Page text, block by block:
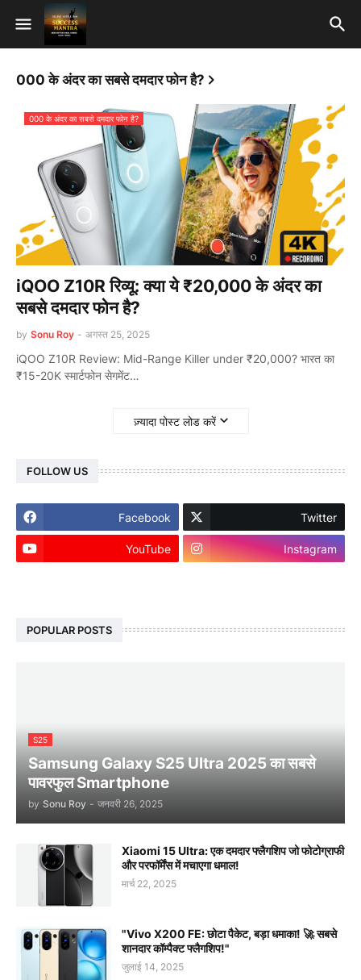
000 के अंदर का सबसे दमदार फोन है?
000 के अंदर का सबसे दमदार फोन है?
iQOO Z10R रिव्यू: क्या ये ₹20,000 के अंदर का
सबसे दमदार फोन है?
by Sonu Roy - अगस्त 25, 2025
iQOO Z10R Review: Mid-Range Killer under ₹20,000? भारत का
₹15-20K स्मार्टफोन सेगमेंट…
ज़्यादा पोस्ट लोड करें
FOLLOW US
Facebook Twitter
YouTube Instagram
POPULAR POSTS
S25
Samsung Galaxy S25 Ultra 2025 का सबसे
पावरफुल Smartphone
by Sonu Roy - जनवरी 26, 2025
Xiaomi 15 Ultra: एक दमदार फ्लैगशिप जो फोटोग्राफी
और परफॉर्मेंस में मचाएगा धमाल!
मार्च 22, 2025
"Vivo X200 FE: छोटा पैकेट, बड़ा धमाका! 🚀 सबसे
शानदार कॉम्पैक्ट फ्लैगशिप!"
जुलाई 14, 2025